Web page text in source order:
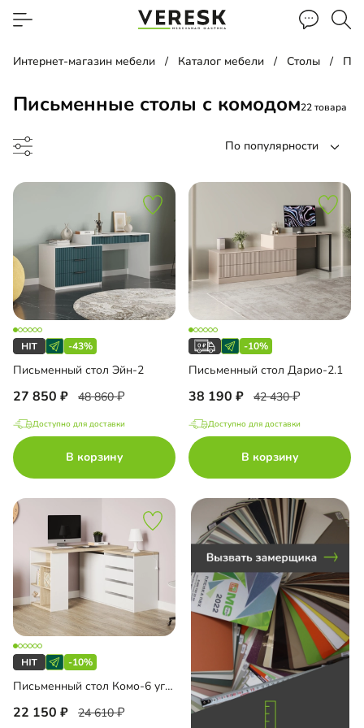
Интернет-магазин мебели Каталог мебели Столы
Письменные столы с комодом22 товара
По популярности
стол
зона
до
до
-43%
Письменный стол Эйн-2
27 850 48 860
Доступно для доставки
В корзину
-10%
Письменный стол Дарио-2.1
38 190 42 430
Доступно для доставки
В корзину
-10%
Письменный стол Комо-6 угловой
22 150 24 610